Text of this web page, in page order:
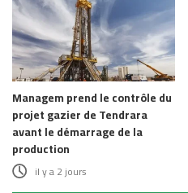
Managem prend le contrôle du
projet gazier de Tendrara
avant le démarrage de la
production
il y a 2 jours